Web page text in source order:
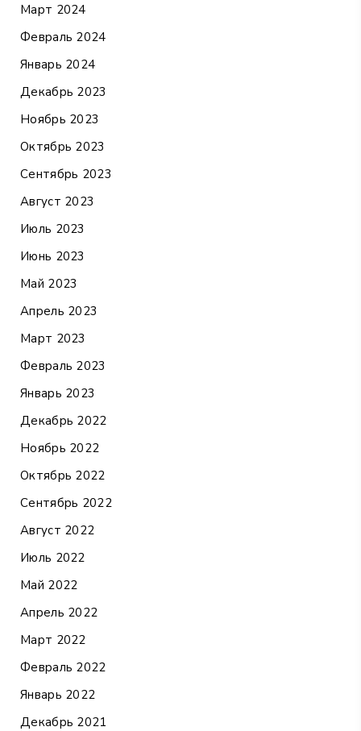
Март 2024
Февраль 2024
Январь 2024
Декабрь 2023
Ноябрь 2023
Октябрь 2023
Сентябрь 2023
Август 2023
Июль 2023
Июнь 2023
Май 2023
Апрель 2023
Март 2023
Февраль 2023
Январь 2023
Декабрь 2022
Ноябрь 2022
Октябрь 2022
Сентябрь 2022
Август 2022
Июль 2022
Май 2022
Апрель 2022
Март 2022
Февраль 2022
Январь 2022
Декабрь 2021